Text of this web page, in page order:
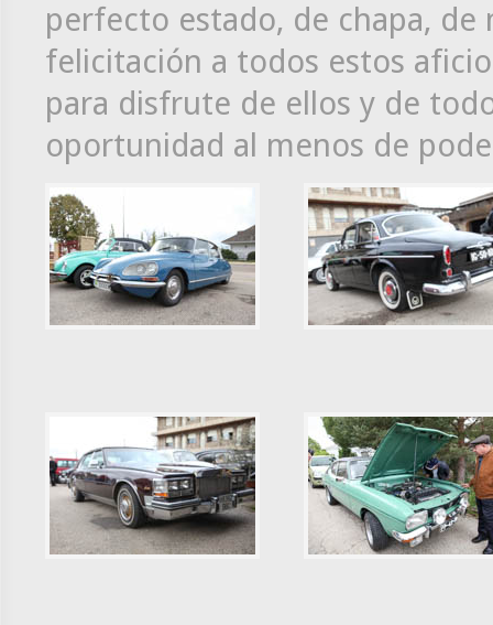
perfecto estado, de chapa, de
felicitación a todos estos
para disfrute de ellos y de
oportunidad al menos de